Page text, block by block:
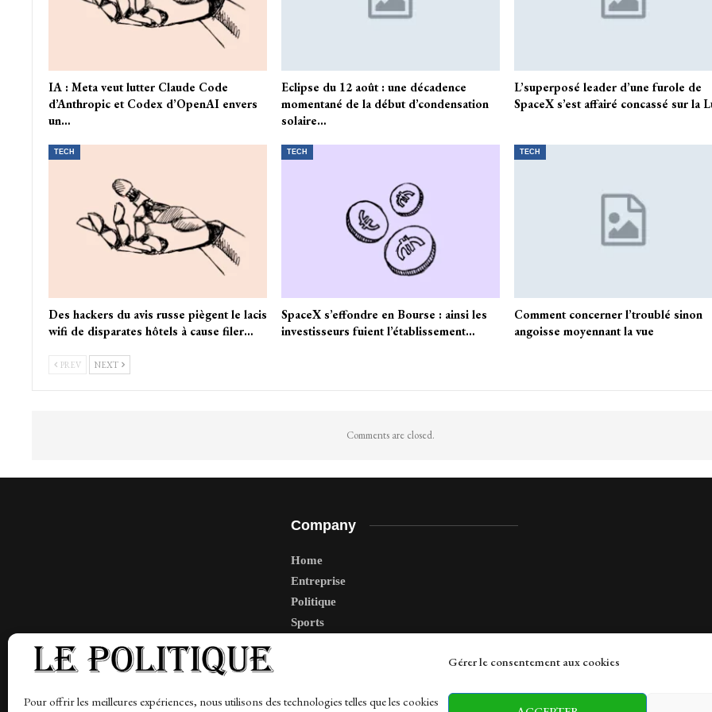
Gérer le consentement aux cookies
Pour offrir les meilleures expériences, nous utilisons des technologies telles que les cookies
IA : Meta veut lutter Claude Code
d’Anthropic et Codex d’OpenAI envers
un…
Eclipse du 12 août : une décadence
momentané de la début d’condensation
solaire…
L’superposé leader d’une furole de
SpaceX s’est affairé concassé sur la
TECH
Des hackers du avis russe piègent le lacis
wifi de disparates hôtels à cause filer…
TECH
SpaceX s’effondre en Bourse : ainsi les
investisseurs fuient l’établissement…
TECH
Comment concerner l’troublé sinon
angoisse moyennant la vue
PREV NEXT
Comments are closed.
Company
Home
Entreprise
Politique
Sports